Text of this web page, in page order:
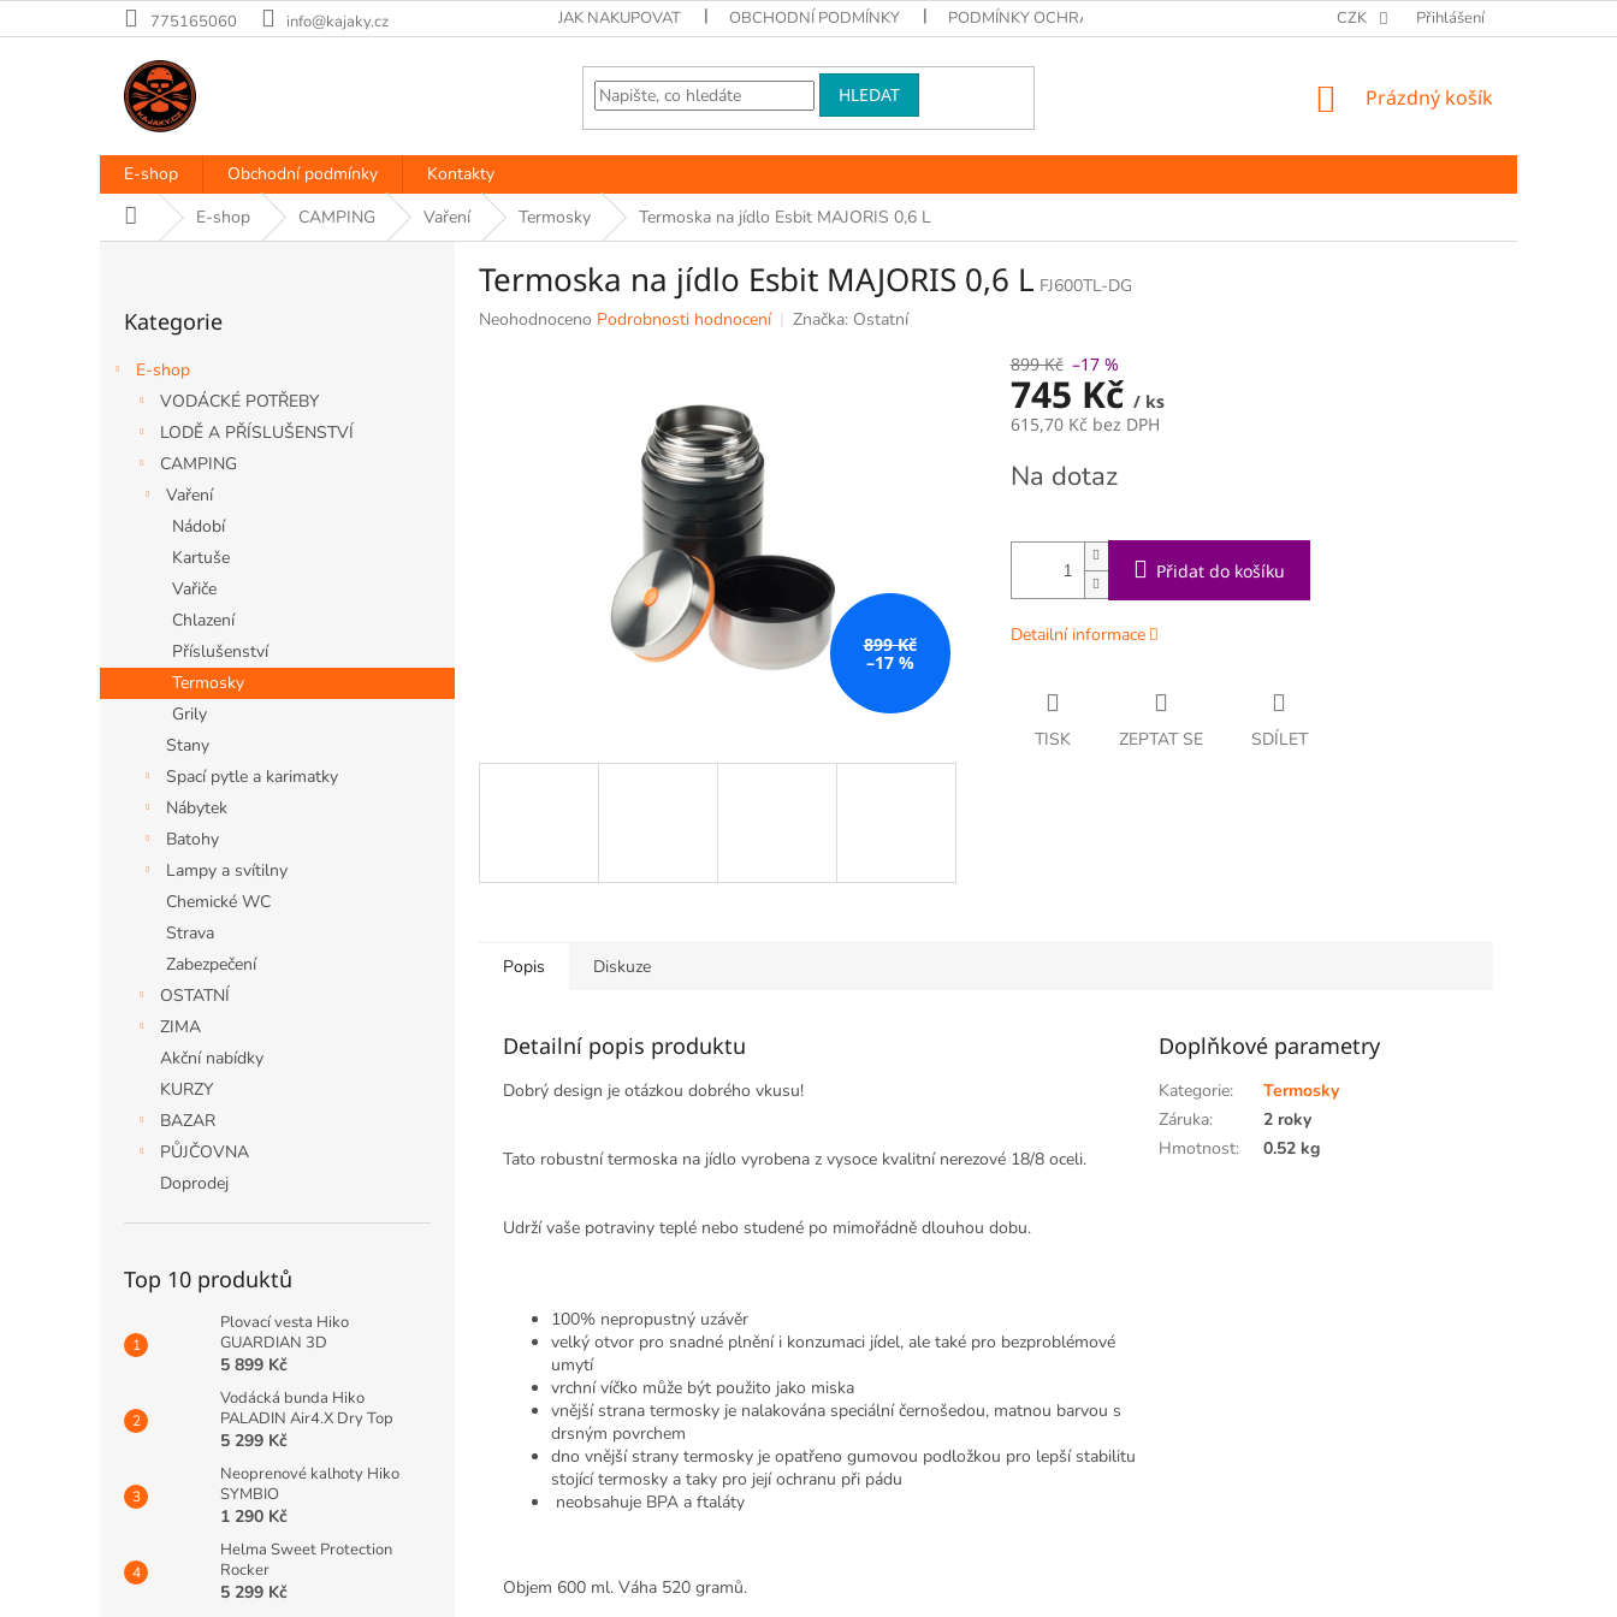
na
775165060 info@kajaky.cz JAK NAKUPOVAT OBCHODNÍ PODMÍNKY PODMÍNKY OCHRANY OSOBNÍCH ÚDAJŮ CZK Přihlášení
HLEDAT
NÁKUPNÍ
Prázdný košík
E-shop Obchodní podmínky
Kontakty
Domů E-shop CAMPING Vaření Termosky Termoska na jídlo Esbit MAJORIS 0,6 L
kategorie
Kategorie
E-shop
VODÁCKÉ POTŘEBY
LODĚ A PŘÍSLUŠENSTVÍ
CAMPING
Vaření
Nádobí
Kartuše
Vařiče
Chlazení
Příslušenství
Termosky
Grily
Stany
Spací pytle a karimatky
Nábytek
Batohy
Lampy a svítilny
Chemické WC
Strava
Zabezpečení
OSTATNÍ
ZIMA
Akční nabídky
KURZY
BAZAR
PŮJČOVNA
Doprodej
Top 10 produktů
Plovací vesta Hiko
GUARDIAN 3D
5 899 Kč
Vodácká bunda Hiko
PALADIN Air4.X Dry Top
5 299 Kč
Neoprenové kalhoty Hiko
SYMBIO
1 290 Kč
Helma Sweet Protection
Rocker
5 299 Kč
Termoska na jídlo Esbit MAJORIS 0,6 L FJ600TL-DG
Průměrné
Neohodnoceno Podrobnosti hodnocení Značka: Ostatní
899 Kč
–17 %
899 Kč –17 %
745 Kč / ks
615,70 Kč bez DPH
cena:
Na dotaz
Přidat do košíku
Detailní informace
TISK ZEPTAT SE SDÍLET
Popis Diskuze
Detailní popis produktu
Dobrý design je otázkou dobrého vkusu!
Tato robustní termoska na jídlo vyrobena z vysoce kvalitní nerezové 18/8 oceli.
Udrží vaše potraviny teplé nebo studené po mimořádně dlouhou dobu.
100% nepropustný uzávěr
velký otvor pro snadné plnění i konzumaci jídel, ale také pro bezproblémové
umytí
vrchní víčko může být použito jako miska
vnější strana termosky je nalakována speciální černošedou, matnou barvou s
drsným povrchem
dno vnější strany termosky je opatřeno gumovou podložkou pro lepší stabilitu
stojící termosky a taky pro její ochranu při pádu
neobsahuje BPA a ftaláty
Objem 600 ml. Váha 520 gramů.
Doplňkové parametry
Kategorie:
Termosky
Záruka:
2 roky
Hmotnost: 0.52 kg